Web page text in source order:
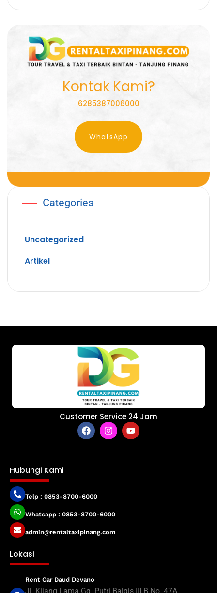
Kontak Kami?
6285387006000
WhatsApp
Categories
Uncategorized
Artikel
Customer Service 24 Jam
Hubungi Kami
Telp : 0853-8700-6000
Whatsapp : 0853-8700-6000
admin@rentaltaxipinang.com
Lokasi
Rent Car Daud Devano
Jl. Kijang Lama Gg. Putri Balqis III B No. 47A,